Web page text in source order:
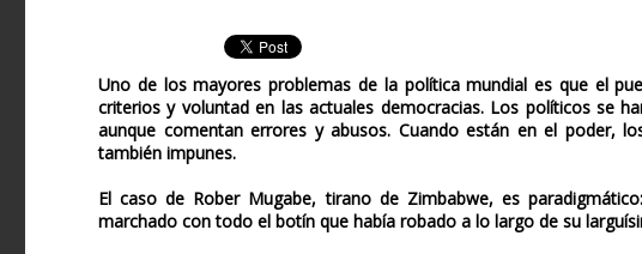
Uno de los mayores problemas de la política mundial es que el
criterios y voluntad en las actuales democracias. Los políticos se
aunque comentan errores y abusos. Cuando están en el poder,
también impunes.
El caso de Rober Mugabe, tirano de Zimbabwe, es
marchado con todo el botín que había robado a lo largo de su